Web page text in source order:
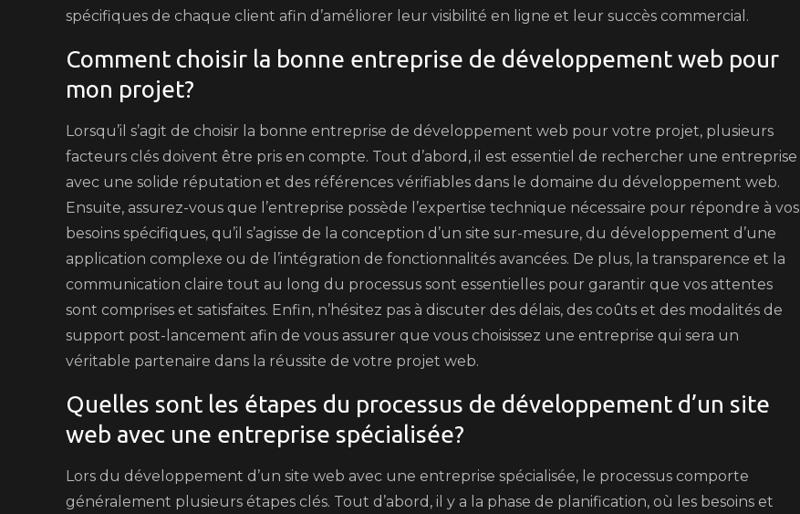
spécifiques de chaque client afin d’améliorer leur visibilité en ligne et leur succès commercial.
Comment choisir la bonne entreprise de développement web pour
mon projet?
Lorsqu’il s’agit de choisir la bonne entreprise de développement web pour votre projet, plusieurs
facteurs clés doivent être pris en compte. Tout d’abord, il est essentiel de rechercher une entreprise
avec une solide réputation et des références vérifiables dans le domaine du développement web.
Ensuite, assurez-vous que l’entreprise possède l’expertise technique nécessaire pour répondre à vos
besoins spécifiques, qu’il s’agisse de la conception d’un site sur-mesure, du développement d’une
application complexe ou de l’intégration de fonctionnalités avancées. De plus, la transparence et la
communication claire tout au long du processus sont essentielles pour garantir que vos attentes
sont comprises et satisfaites. Enfin, n’hésitez pas à discuter des délais, des coûts et des modalités de
support post-lancement afin de vous assurer que vous choisissez une entreprise qui sera un
véritable partenaire dans la réussite de votre projet web.
Quelles sont les étapes du processus de développement d’un site
web avec une entreprise spécialisée?
Lors du développement d’un site web avec une entreprise spécialisée, le processus comporte
généralement plusieurs étapes clés. Tout d’abord, il y a la phase de planification, où les besoins et